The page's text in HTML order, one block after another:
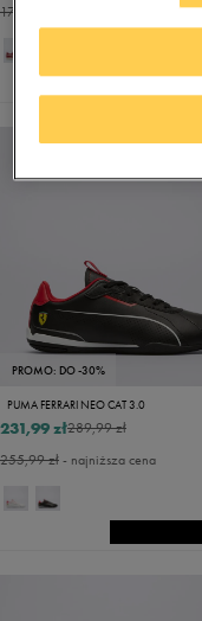
172,49 zł
PROMO: DO -30%
PUMA FERRARI NEO CAT 3.0
289,99 zł
231,99 zł
255,99 zł- najniższa cena